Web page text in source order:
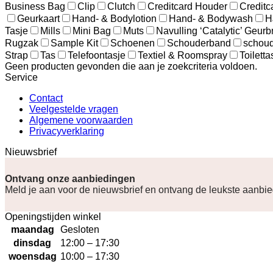
Business Bag
Clip Clutch Creditcard Houder
Geurkaart
Hand- & Bodylotion Hand- & Bodywash
Tasje
Mills Mini Bag Muts Navulling ‘Catalytic’
Rugzak
Sample Kit Schoenen Schouderband
Strap
Tas Telefoontasje Textiel & Roomspray
Geen producten gevonden die aan je zoekcriteria voldoen.
Service
Contact
Veelgestelde vragen
Algemene voorwaarden
Privacyverklaring
Nieuwsbrief
Ontvang onze aanbiedingen
Meld je aan voor de nieuwsbrief en ontvang de leukste
Openingstijden winkel
maandag
Gesloten
dinsdag
12:00 – 17:30
woensdag 10:00 – 17:30